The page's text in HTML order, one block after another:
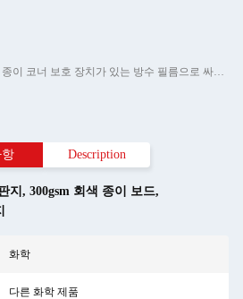
포장 세부 사항: 전체 팔레트는 종이 코너 보호 장치가 있는 방수 필름으로 싸여 있으며 두 조각의 티엘 스트립으로 고정되어 있습니다.
Description
지 , 300gsm 회색 종이 보드,
화학
다른 화학 제품